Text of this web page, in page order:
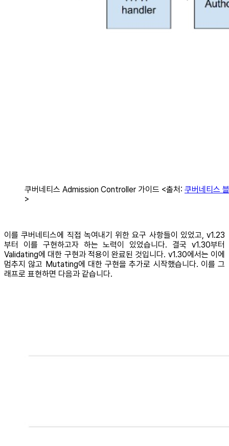
쿠버네티스 Admission Controller 가이드 <출처: 쿠버네티스
>
이를 쿠버네티스에 직접 녹여내기 위한 요구 사항들이 있었고, v1.23
부터 이를 구현하고자 하는 노력이 있었습니다. 결국 v1.30부터
Validating에 대한 구현과 적용이 완료된 것입니다. v1.30에서는 이에
멈추지 않고 Mutating에 대한 구현을 추가로 시작했습니다. 이를 그
래프로 표현하면 다음과 같습니다.